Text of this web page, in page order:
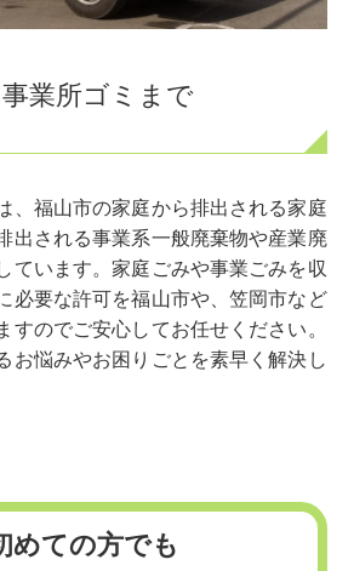
業所ゴミまで
、福山市の家庭から排出される家庭
出される事業系一般廃棄物や産業廃
ています。家庭ごみや事業ごみを収
必要な許可を福山市や、笠岡市など
すのでご安心してお任せください。
お悩みやお困りごとを素早く解決し
めての方でも